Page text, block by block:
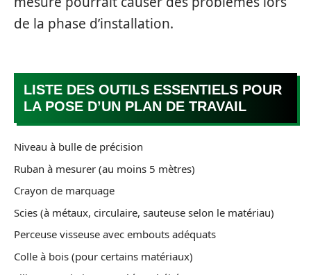
de la phase d’installation.
LISTE DES OUTILS ESSENTIELS POUR
LA POSE D’UN PLAN DE TRAVAIL
Niveau à bulle de précision
Ruban à mesurer (au moins 5 mètres)
Crayon de marquage
Scies (à métaux, circulaire, sauteuse selon le matériau)
Perceuse visseuse avec embouts adéquats
Colle à bois (pour certains matériaux)